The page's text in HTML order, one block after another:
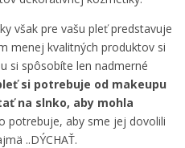
však pre vašu pleť predstavuje
menej kvalitných produktov si
si spôsobíte len nadmerné
si potrebuje od makeupu
na slnko, aby mohla
potrebuje, aby sme jej dovolili
..DÝCHAŤ.